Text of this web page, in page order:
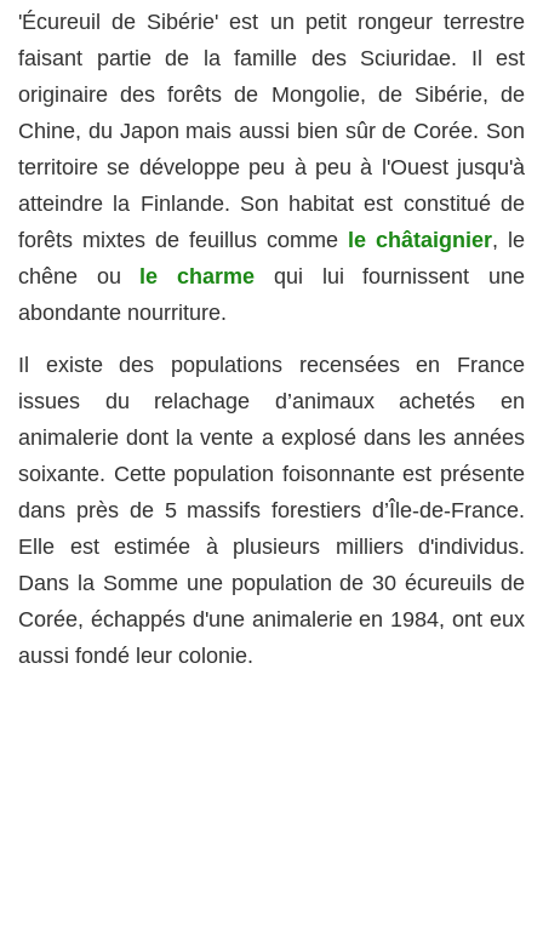
'Écureuil de Sibérie' est un petit rongeur terrestre
faisant partie de la famille des Sciuridae. Il est
originaire des forêts de Mongolie, de Sibérie, de
Chine, du Japon mais aussi bien sûr de Corée. Son
territoire se développe peu à peu à l'Ouest jusqu'à
atteindre la Finlande. Son habitat est constitué de
forêts mixtes de feuillus comme
le châtaignier, le
chêne ou
le charme qui lui fournissent une
abondante nourriture.
Il existe des populations recensées en France
issues du relachage d’animaux achetés en
animalerie dont la vente a explosé dans les années
soixante. Cette population foisonnante est présente
dans près de 5 massifs forestiers d’Île-de-France.
Elle est estimée à plusieurs milliers d'individus.
Dans la Somme une population de 30 écureuils de
Corée, échappés d'une animalerie en 1984, ont eux
aussi fondé leur colonie.